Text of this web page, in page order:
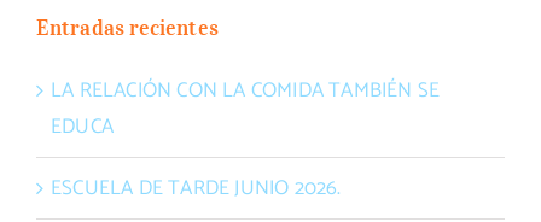
Entradas recientes
LA RELACIÓN CON LA COMIDA TAMBIÉN SE
EDUCA
ESCUELA DE TARDE JUNIO 2026.